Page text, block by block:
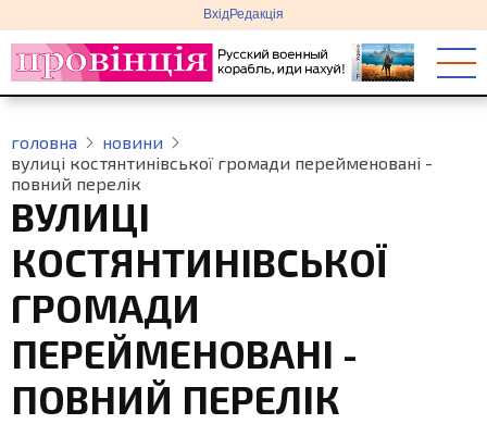
до
основного
вмісту
меню
облікового
запису
користувача
ВхідРедакція
головна
новини
вулиці костянтинівської громади перейменовані -
повний перелік
ВУЛИЦІ
КОСТЯНТИНІВСЬКОЇ
ГРОМАДИ
ПЕРЕЙМЕНОВАНІ -
ПОВНИЙ ПЕРЕЛІК